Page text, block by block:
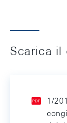
Scarica il
1/